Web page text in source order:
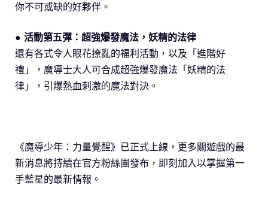
你不可或缺的好夥伴。
● 活動第五彈：超強爆發魔法，妖精的法律
還有各式令人眼花撩亂的福利活動，以及「進階好
禮」，魔導士大人可合成超強爆發魔法「妖精的法
律」，引爆熱血刺激的魔法對決。
《魔導少年：力量覺醒》已正式上線，更多關遊戲的最
新消息將持續在官方粉絲團發布，即刻加入以掌握第一
手藍星的最新情報。